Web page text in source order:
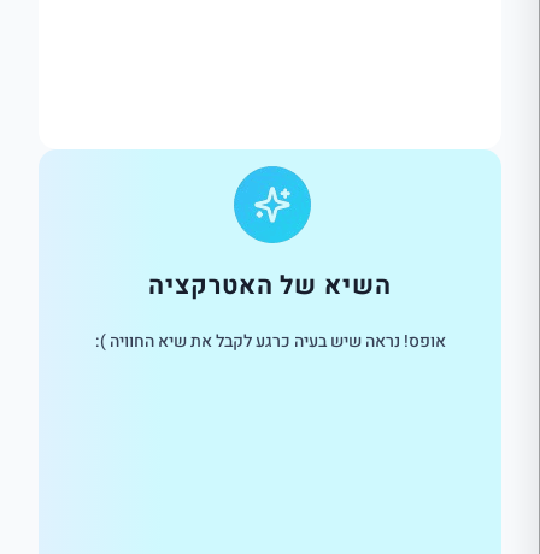
השיא של האטרקציה
אופס! נראה שיש בעיה כרגע לקבל את שיא החוויה ):